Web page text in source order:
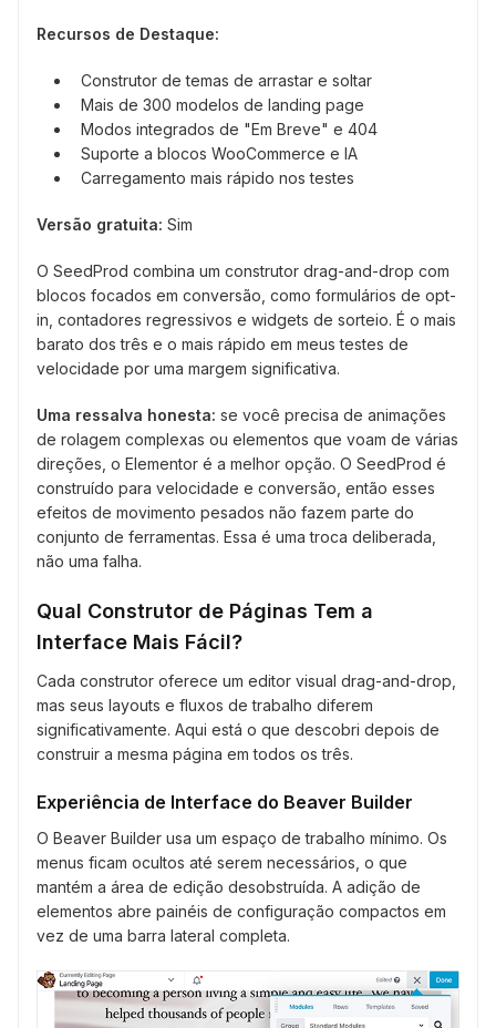
Recursos de Destaque:
Construtor de temas de arrastar e soltar
Mais de 300 modelos de landing page
Modos integrados de "Em Breve" e 404
Suporte a blocos WooCommerce e IA
Carregamento mais rápido nos testes
Versão gratuita: Sim
O SeedProd combina um construtor drag-and-drop com
blocos focados em conversão, como formulários de opt-
in, contadores regressivos e widgets de sorteio. É o mais
barato dos três e o mais rápido em meus testes de
velocidade por uma margem significativa.
Uma ressalva honesta: se você precisa de animações
de rolagem complexas ou elementos que voam de várias
direções, o Elementor é a melhor opção. O SeedProd é
construído para velocidade e conversão, então esses
efeitos de movimento pesados não fazem parte do
conjunto de ferramentas. Essa é uma troca deliberada,
não uma falha.
Qual Construtor de Páginas Tem a
Interface Mais Fácil?
Cada construtor oferece um editor visual drag-and-drop,
mas seus layouts e fluxos de trabalho diferem
significativamente. Aqui está o que descobri depois de
construir a mesma página em todos os três.
Experiência de Interface do Beaver Builder
O Beaver Builder usa um espaço de trabalho mínimo. Os
menus ficam ocultos até serem necessários, o que
mantém a área de edição desobstruída. A adição de
elementos abre painéis de configuração compactos em
vez de uma barra lateral completa.